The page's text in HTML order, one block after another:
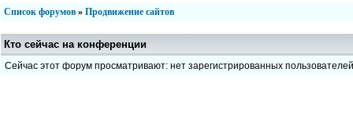
Список форумов » Продвижение сайтов
Кто сейчас на конференции
Сейчас этот форум просматривают: нет зарегистрированных пользователей